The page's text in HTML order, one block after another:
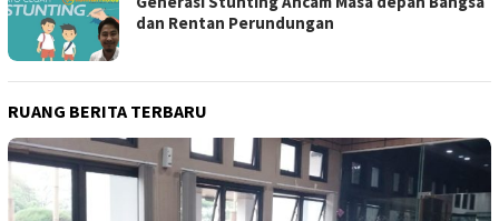
dan Rentan Perundungan
RUANG BERITA TERBARU